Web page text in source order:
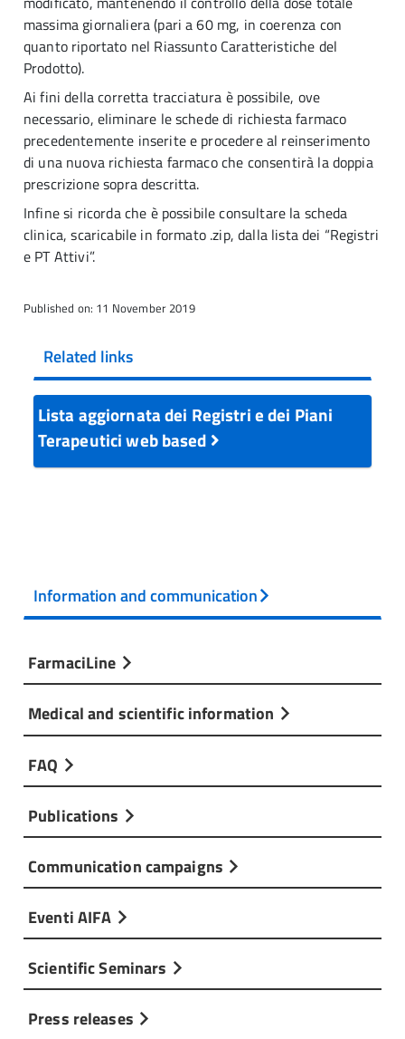
massima giornaliera (pari a 60 mg, in coerenza con
quanto riportato nel Riassunto Caratteristiche del
Prodotto).
Ai fini della corretta tracciatura è possibile, ove
necessario, eliminare le schede di richiesta farmaco
precedentemente inserite e procedere al reinserimento
di una nuova richiesta farmaco che consentirà la doppia
prescrizione sopra descritta.
Infine si ricorda che è possibile consultare la scheda
clinica, scaricabile in formato .zip, dalla lista dei “Registri
e PT Attivi”.
Published on: 11 November 2019
Related links
Lista aggiornata dei Registri e dei Piani
Terapeutici web based
Information and communication
FarmaciLine
Medical and scientific information
FAQ
Publications
Communication campaigns
Eventi AIFA
Scientific Seminars
Press releases